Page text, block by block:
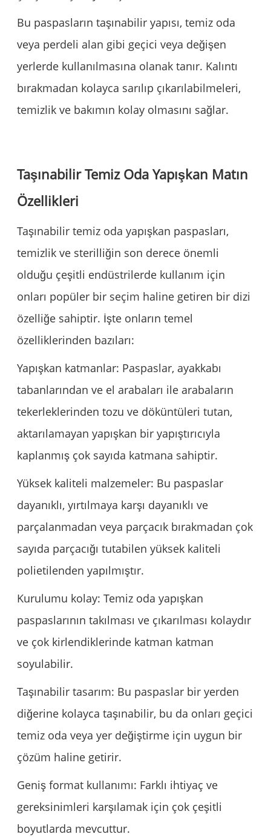
Bu paspasların taşınabilir yapısı, temiz oda
veya perdeli alan gibi geçici veya değişen
yerlerde kullanılmasına olanak tanır. Kalıntı
bırakmadan kolayca sarılıp çıkarılabilmeleri,
temizlik ve bakımın kolay olmasını sağlar.
Taşınabilir Temiz Oda Yapışkan Matın
Özellikleri
Taşınabilir temiz oda yapışkan paspasları,
temizlik ve sterilliğin son derece önemli
olduğu çeşitli endüstrilerde kullanım için
onları popüler bir seçim haline getiren bir dizi
özelliğe sahiptir. İşte onların temel
özelliklerinden bazıları:
Yapışkan katmanlar: Paspaslar, ayakkabı
tabanlarından ve el arabaları ile arabaların
tekerleklerinden tozu ve döküntüleri tutan,
aktarılamayan yapışkan bir yapıştırıcıyla
kaplanmış çok sayıda katmana sahiptir.
Yüksek kaliteli malzemeler: Bu paspaslar
dayanıklı, yırtılmaya karşı dayanıklı ve
parçalanmadan veya parçacık bırakmadan çok
sayıda parçacığı tutabilen yüksek kaliteli
polietilenden yapılmıştır.
Kurulumu kolay: Temiz oda yapışkan
paspaslarının takılması ve çıkarılması kolaydır
ve çok kirlendiklerinde katman katman
soyulabilir.
Taşınabilir tasarım: Bu paspaslar bir yerden
diğerine kolayca taşınabilir, bu da onları geçici
temiz oda veya yer değiştirme için uygun bir
çözüm haline getirir.
Geniş format kullanımı: Farklı ihtiyaç ve
gereksinimleri karşılamak için çok çeşitli
boyutlarda mevcuttur.